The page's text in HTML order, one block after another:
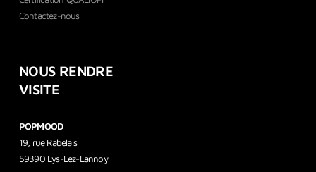
Contactez-nous
NOUS RENDRE
VISITE
POPMOOD
19, rue Rabelais
59390 Lys-Lez-Lannoy